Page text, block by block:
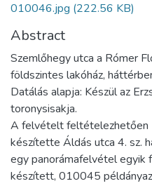
010046.jpg (222.56 KB)
Abstract
Szemlőhegy utca a Rómer
földszintes lakóház,
Datálás alapja: Készül az
toronysisakja.
A felvételt feltételezhetően
készítette Áldás utca 4. sz.
egy panorámafelvétel egyik
készített, 010045